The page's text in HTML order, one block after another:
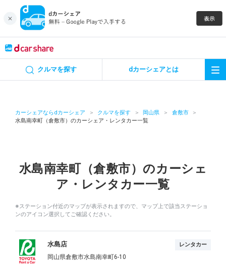
クルマを探す dカーシェアとは
カーシェアならdカーシェア クルマを探す 岡山県
倉敷市
水島南幸町（倉敷市）のカーシェア・レンタカー一覧
水島南幸町（倉敷市）のカーシェ
ア・レンタカー一覧
※ステーション付近のマップが表示されますので、マップ上で該当ステーショ
ンのアイコン選択してご確認ください。
水島店 レンタカー
岡山県倉敷市水島南幸町6-10
カーシェア
特集
アプリの使い方